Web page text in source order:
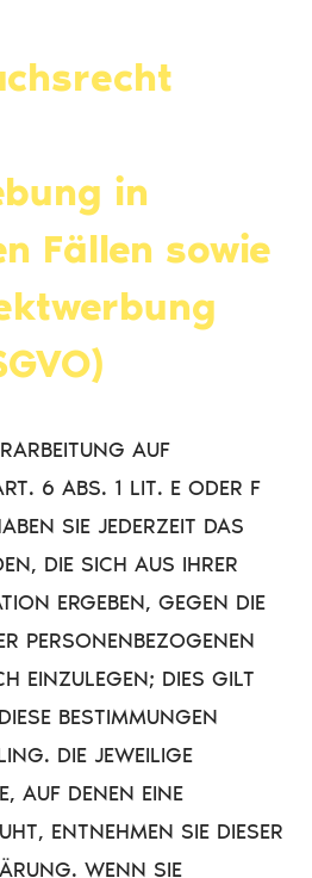
in
Fällen sowie
AUF
6 ABS. 1 LIT. E ODER F
SIE JEDERZEIT DAS
DIE SICH AUS IHRER
ERGEBEN, GEGEN DIE
PERSONENBEZOGENEN
EINZULEGEN; DIES GILT
BESTIMMUNGEN
DIE JEWEILIGE
AUF DENEN EINE
ENTNEHMEN SIE DIESER
WENN SIE